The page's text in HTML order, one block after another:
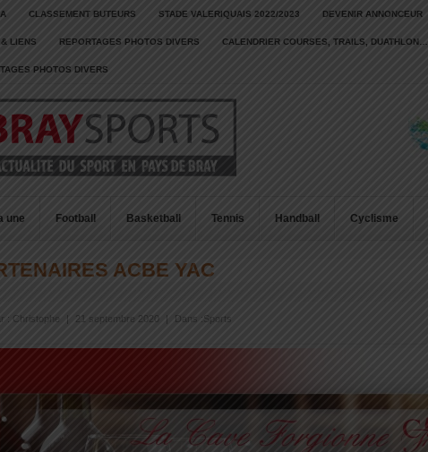
CLASSEMENT BUTEURS STADE VALERIQUAIS 2022/2023 DEVENIR ANNONCEUR
LIENS REPORTAGES PHOTOS DIVERS CALENDRIER COURSES, TRAILS, DUATHLON…
PHOTOS DIVERS
une Football Basketball Tennis Handball Cyclisme
ACBE YAC
: Christophe 21 septembre 2020 Dans : Sports